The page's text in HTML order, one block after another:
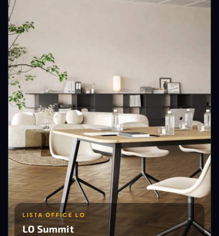
LISTA OFFICE LO
LO Summit